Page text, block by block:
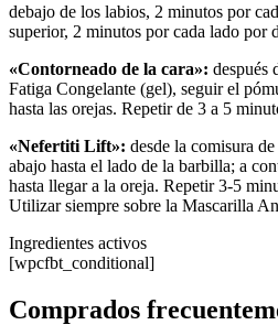
debajo de los labios, 2 minutos por
superior, 2 minutos por cada lado por
«Contorneado de la cara»: después
Fatiga Congelante (gel), seguir el
hasta las orejas. Repetir de 3 a 5
«Nefertiti Lift»: desde la comisura
abajo hasta el lado de la barbilla; a
hasta llegar a la oreja. Repetir 3-5
Utilizar siempre sobre la Mascarilla
Ingredientes activos
[wpcfbt_conditional]
Comprados